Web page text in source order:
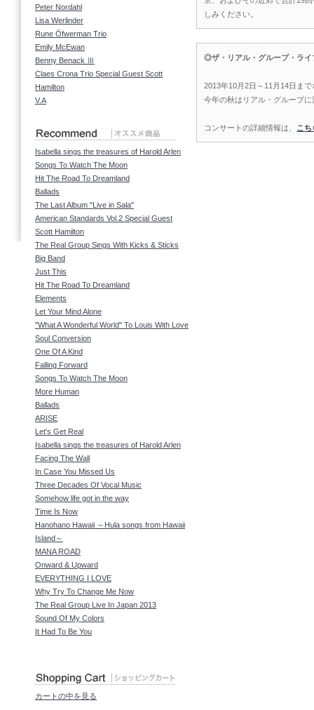
しみください。
◎ザ・リアル・グループ・ライ
2013年10月2日～11月14日ま
今年の秋はリアル・グループに
コンサートの詳細情報は、 こち
Peter Nordahl
Lisa Werlinder
Rune Öfwerman Trio
Emily McEwan
Benny Benack Ⅲ
Claes Crona Trio Special Guest Scott
Hamilton
V.A
Isabella sings the treasures of Harold Arlen
Songs To Watch The Moon
Hit The Road To Dreamland
Ballads
The Last Album "Live in Sala"
American Standards Vol.2 Special Guest
Scott Hamilton
The Real Group Sings With Kicks & Sticks
Big Band
Just This
Hit The Road To Dreamland
Elements
Let Your Mind Alone
"What A Wonderful World" To Louis With Love
Soul Conversion
One Of A Kind
Falling Forward
Songs To Watch The Moon
More Human
Ballads
ARISE
Let's Get Real
Isabella sings the treasures of Harold Arlen
Facing The Wall
In Case You Missed Us
Three Decades Of Vocal Music
Somehow life got in the way
Time Is Now
Hanohano Hawaii ～Hula songs from Hawaii
Island～
MANA ROAD
Onward & Upward
EVERYTHING I LOVE
Why Try To Change Me Now
The Real Group Live In Japan 2013
Sound Of My Colors
It Had To Be You
カートの中を見る